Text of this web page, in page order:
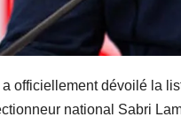
officiellement dévoilé la
national Sabri